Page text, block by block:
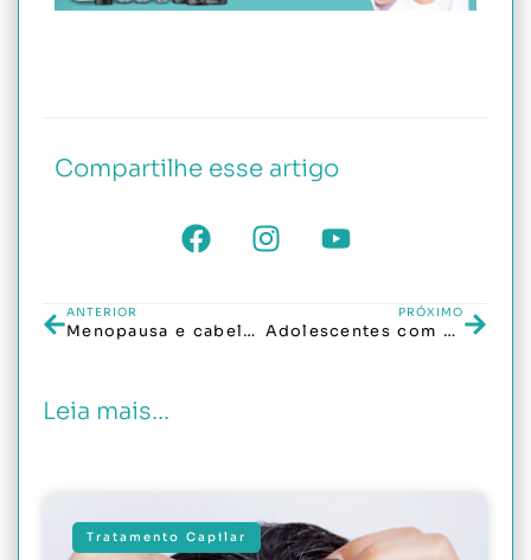
Compartilhe esse artigo
ANTERIOR
Menopausa e cabelo: como os hormônios impactam na força e volume dos fios
PRÓXIMO
Adolescentes com queda de cabelo: causas comuns e como tratar sem pânico
Leia mais...
Tratamento Capilar